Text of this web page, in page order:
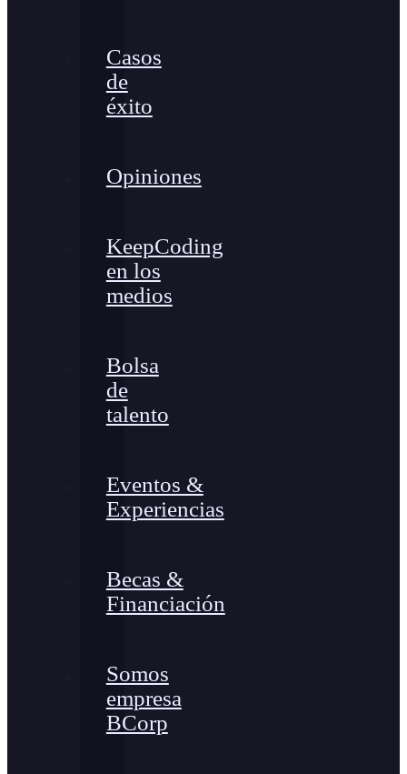
Casos
de
éxito
Opiniones
KeepCoding
en los
medios
Bolsa
de
talento
Eventos &
Experiencias
Becas &
Financiación
Somos
empresa
BCorp